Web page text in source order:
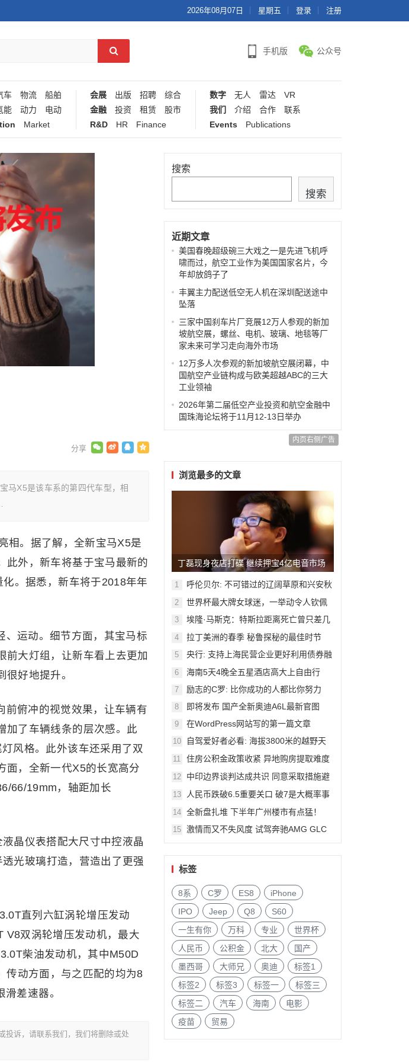
2026年08月07日 星期五 登录 注册
手机版 公众号
车 物流
船舶
能 动力
电动
Market
会展 出版 招聘
综合
金融
投资 租赁
股市
R&D
HR Finance
数字 无人 雷达
VR
我们
介绍 合作
联系
Events
Publications
马X5是该车系的第四代车型，相
相。据了解，全新宝马X5是
此外，新车将基于宝马最新的
。据悉，新车将于2018年年
、运动。细节方面，其宝马标
前大灯组，让新车看上去更加
好地提升。
前俯冲的视觉效果，让车辆有
加了车辆线条的层次感。此
风格。此外该车还采用了双
面，全新一代X5的长宽高分
66/19mm，轴距加长
晶仪表搭配大尺寸中控液晶
光玻璃打造，营造出了更强
直列六缸涡轮增压发动
V8双涡轮增压发动机，最大
柴油发动机，其中M50D
传动方面，与之匹配的均为8
差速器。
投诉，请联系我们，我们将删除或处
搜索
搜索
近期文章
美国春晚超级碗三大戏之一是先进飞机呼
啸而过，航空工业作为美国国家名片，今
年却放鸽子了
丰翼主力配送低空无人机在深圳配送途中
坠落
三家中国刹车片厂竞展12万人参观的新加
坡航空展，螺丝、电机、玻璃、地毯等厂
家未来可学习走向海外市场
12万多人次参观的新加坡航空展闭幕，中
国航空产业链构成与欧美超越ABC的三大
工业领袖
2026年第二届低空产业投资和航空金融中
国珠海论坛将于11月12-13日举办
内页右侧广告
浏览最多的文章
丁磊现身夜店打碟 继续押宝4亿电音市场
1
呼伦贝尔: 不可错过的辽阔草原和兴安秋
2 世界杯最大牌女球迷，一举动令人钦佩
3
埃隆·马斯克：特斯拉距离死亡曾只差几
4 拉丁美洲的春季 秘鲁探秘的最佳时节
5
央行: 支持上海民营企业更好利用债券融
6 海南5天4晚全五星酒店高大上自由行
7 励志的C罗: 比你成功的人都比你努力
8 即将发布 国产全新奥迪A6L最新官图
9 在WordPress网站写的第一篇文章
10
自驾爱好者必看: 海拔3800米的越野天
11
住房公积金政策收紧 异地购房提取难度
12
中印边界谈判达成共识 同意采取措施避
13
人民币跌破6.5重要关口 破7是大概率事
14 全新盘扎堆 下半年广州楼市有点猛！
15
激情而又不失风度 试驾奔驰AMG GLC
标签
8系 C罗 ES8
iPhone
IPO
Jeep Q8
S60
一生有你
万科 专业
世界杯
人民币
公积金 北大
国产
墨西哥
大师兄 奥迪
标签1
标签2
标签3 标签一
标签三
标签二
汽车 海南
电影
疫苗
贸易